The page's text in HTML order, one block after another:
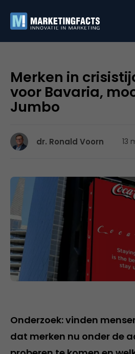
Merken in
voor Bavaria,
Jumbo
dr. Ronald Voorn 13
Onderzoek: vinden
dat merken nu onder de